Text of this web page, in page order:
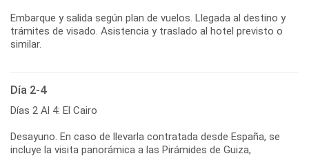
Embarque y salida según plan de vuelos. Llegada al destino y
trámites de visado. Asistencia y traslado al hotel previsto o
similar.
Día 2-4
Días 2 Al 4: El Cairo
Desayuno. En caso de llevarla contratada desde España, se
incluye la visita panorámica a las Pirámides de Guiza,